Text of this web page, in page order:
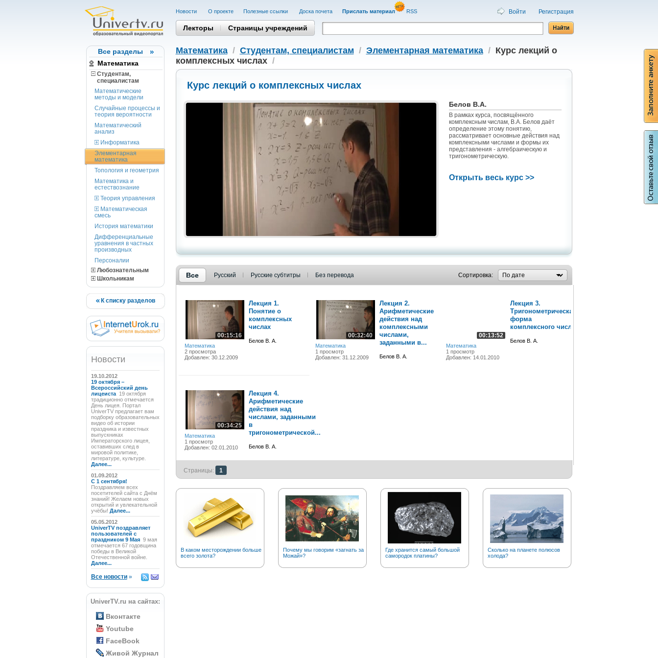
Все разделы
Математика
Студентам,
cпециалистам
Математические
методы и модели
Случайные процессы и
теория вероятности
Математический
анализ
Информатика
Элементарная
математика
Топология и геометрия
Математика и
естествознание
Теория управления
Математическая
смесь
История математики
Дифференциальные
уравнения в частных
производных
Персоналии
Любознательным
Школьникам
К списку разделов
Новости
19.10.2012
19 октября –
Всероссийский день
лицеиста 19 октября
традиционно отмечается
День лицея. Портал
UniverTV предлагает вам
подборку образовательных
видео об истории
праздника и известных
выпускниках
Императорского лицея,
оставивших след в
мировой политике,
литературе, культуре.
Далее...
01.09.2012
C 1 сентября!
Поздравляем всех
посетителей сайта с Днём
знаний! Желаем новых
открытий и увлекательной
учёбы! Далее...
05.05.2012
UniverTV поздравляет
пользователей с
праздником 9 Мая 9 мая
отмечается 67 годовщина
победы в Великой
Отечественной войне.
Далее...
Все новости»
UniverTV.ru на сайтах:
Вконтакте
Youtube
FaceBook
Живой Журнал
Новости О проекте Полезные cсылки Доска почета Прислать материал RSS Войти Регистрация
Лекторы Страницы учреждений
Математика/ Студентам, cпециалистам / Элементарная математика/ Курс лекций о
комплексных числах/
Курс лекций о комплексных числах
Белов В.А.
В рамках курса, посвящённого
комплексным числам, В.А. Белов даёт
определение этому понятию,
рассматривает основные действия над
комплексными числами и формы их
представления - алгебраическую и
тригонометрическую.
Открыть весь курс >>
Все Русский Русские субтитры Без перевода Сортировка:
00:15:16
Математика
2 просмотра
Добавлен: 30.12.2009
Лекция 1.
Понятие о
комплексных
числах
Белов В. А.
00:32:40
Математика
1 просмотр
Добавлен: 31.12.2009
Лекция 2.
Арифметические
действия над
комплексными
числами,
заданными в...
Белов В. А.
00:13:52
Математика
1 просмотр
Добавлен: 14.01.2010
Лекция 3.
Тригонометрическая
форма
комплексного числа
Белов В. А.
00:34:25
Математика
1 просмотр
Добавлен: 02.01.2010
Лекция 4.
Арифметические
действия над
числами, заданными
в
тригонометрической...
Белов В. А.
Страницы: 1
В каком месторождении больше
всего золота?
Почему мы говорим «загнать за
Можай»?
Где хранится самый большой
самородок платины?
Сколько на планете полюсов
холода?